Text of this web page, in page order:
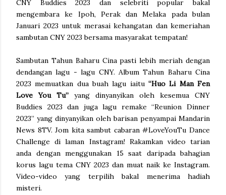
CNY Buddies 2023 dan selebriti popular bakal
mengembara ke Ipoh, Perak dan Melaka pada bulan
Januari 2023 untuk merasai kehangatan dan kemeriahan
sambutan CNY 2023 bersama masyarakat tempatan!
Sambutan Tahun Baharu Cina pasti lebih meriah dengan
dendangan lagu - lagu CNY. Album Tahun Baharu Cina
2023 memuatkan dua buah lagu iaitu “Huo Li Man Fen
Love You Tu” yang dinyanyikan oleh kesemua CNY
Buddies 2023 dan juga lagu remake “Reunion Dinner
2023” yang dinyanyikan oleh barisan penyampai Mandarin
News 8TV. Jom kita sambut cabaran #LoveYouTu Dance
Challenge di laman Instagram! Rakamkan video tarian
anda dengan menggunakan 15 saat daripada bahagian
korus lagu tema CNY 2023 dan muat naik ke Instagram.
Video-video yang terpilih bakal menerima hadiah
misteri.